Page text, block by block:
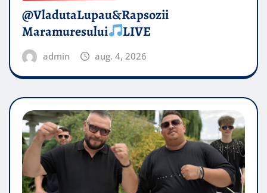
@VladutaLupau&Rapsozii
Maramuresului
LIVE
admin aug. 4, 2026